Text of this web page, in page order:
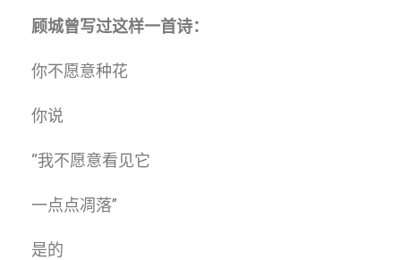
顾城曾写过这样一首诗：
你不愿意种花
你说
“我不愿意看见它
一点点凋落”
是的